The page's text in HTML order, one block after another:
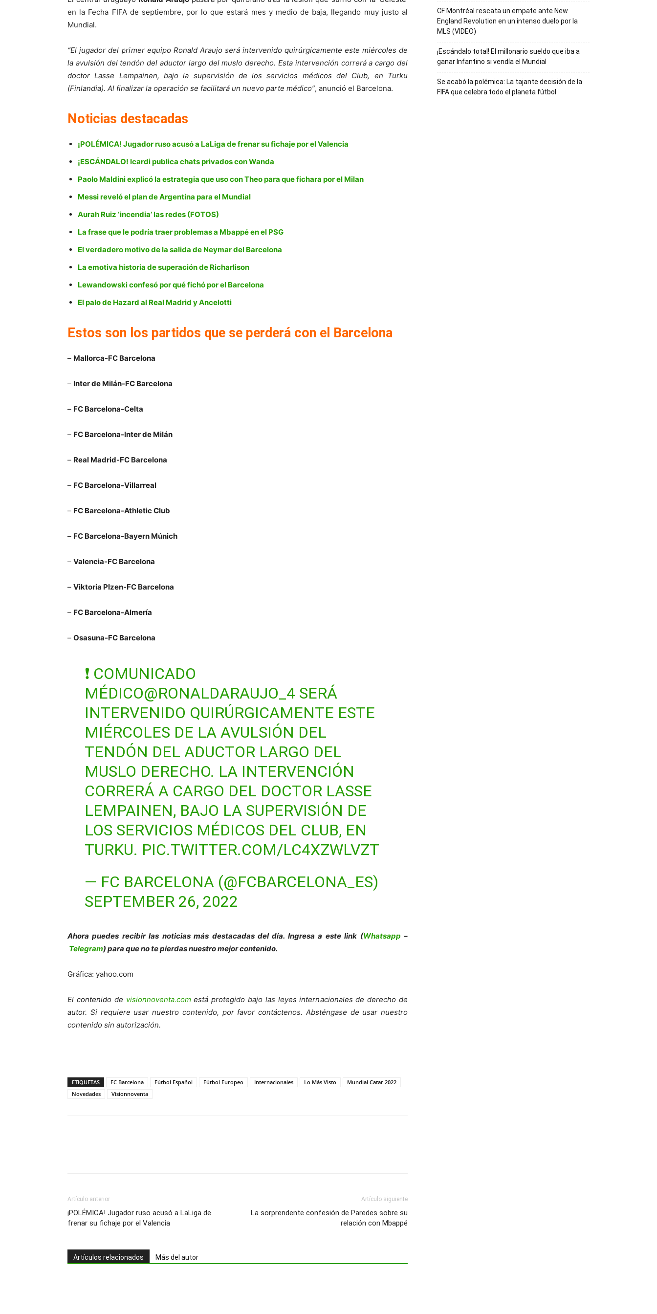
en la Fecha FIFA de septiembre, por lo que estará mes y medio de baja, llegando muy justo al
Mundial.
“El jugador del primer equipo Ronald Araujo será intervenido quirúrgicamente este miércoles de
la avulsión del tendón del aductor largo del muslo derecho. Esta intervención correrá a cargo del
doctor Lasse Lempainen, bajo la supervisión de los servicios médicos del Club, en Turku
(Finlandia). Al finalizar la operación se facilitará un nuevo parte médico”, anunció el Barcelona.
Noticias destacadas
¡POLÉMICA! Jugador ruso acusó a LaLiga de frenar su fichaje por el Valencia
¡ESCÁNDALO! Icardi publica chats privados con Wanda
Paolo Maldini explicó la estrategia que uso con Theo para que fichara por el Milan
Messi reveló el plan de Argentina para el Mundial
Aurah Ruiz ‘incendia’ las redes (FOTOS)
La frase que le podría traer problemas a Mbappé en el PSG
El verdadero motivo de la salida de Neymar del Barcelona
La emotiva historia de superación de Richarlison
Lewandowski confesó por qué fichó por el Barcelona
El palo de Hazard al Real Madrid y Ancelotti
Estos son los partidos que se perderá con el Barcelona
– Mallorca-FC Barcelona
– Inter de Milán-FC Barcelona
– FC Barcelona-Celta
– FC Barcelona-Inter de Milán
– Real Madrid-FC Barcelona
– FC Barcelona-Villarreal
– FC Barcelona-Athletic Club
– FC Barcelona-Bayern Múnich
– Valencia-FC Barcelona
– Viktoria Plzen-FC Barcelona
– FC Barcelona-Almería
– Osasuna-FC Barcelona
❗ COMUNICADO
MÉDICO@RONALDARAUJO_4 SERÁ
INTERVENIDO QUIRÚRGICAMENTE ESTE
MIÉRCOLES DE LA AVULSIÓN DEL
TENDÓN DEL ADUCTOR LARGO DEL
MUSLO DERECHO. LA INTERVENCIÓN
CORRERÁ A CARGO DEL DOCTOR LASSE
LEMPAINEN, BAJO LA SUPERVISIÓN DE
LOS SERVICIOS MÉDICOS DEL CLUB, EN
TURKU. PIC.TWITTER.COM/LC4XZWLVZT
— FC BARCELONA (@FCBARCELONA_ES)
SEPTEMBER 26, 2022
Ahora puedes recibir las noticias más destacadas del día. Ingresa a este link (Whatsapp –
Telegram) para que no te pierdas nuestro mejor contenido.
Gráfica: yahoo.com
El contenido de visionnoventa.comestá protegido bajo las leyes internacionales de derecho de
autor. Si requiere usar nuestro contenido, por favor contáctenos. Absténgase de usar nuestro
contenido sin autorización.
ETIQUETAS FC Barcelona Fútbol Español Fútbol Europeo Internacionales Lo Más Visto
Mundial Catar 2022
Novedades
Visionnoventa
Artículo anterior
¡POLÉMICA! Jugador ruso acusó a LaLiga de
frenar su fichaje por el Valencia
Artículo siguiente
La sorprendente confesión de Paredes sobre su
relación con Mbappé
Artículos relacionados Más del autor
CF Montréal rescata un empate ante New
England Revolution en un intenso duelo por la
MLS (VIDEO)
¡Escándalo total! El millonario sueldo que iba a
ganar Infantino si vendía el Mundial
Se acabó la polémica: La tajante decisión de la
FIFA que celebra todo el planeta fútbol